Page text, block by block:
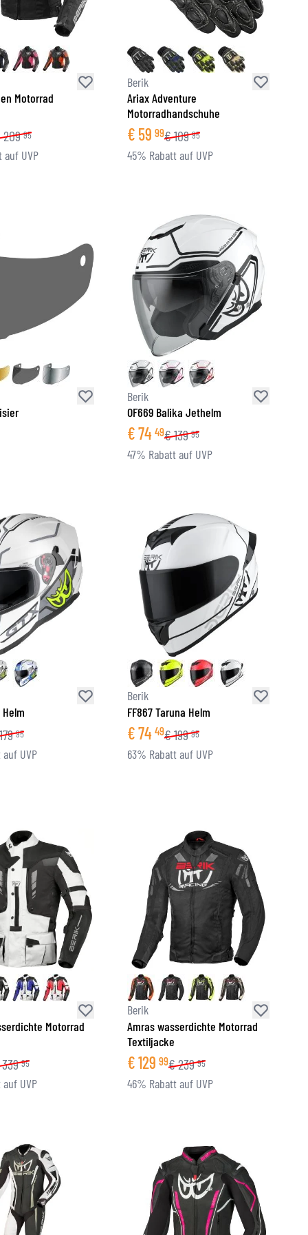
Motorrad
209 95
auf UVP
Berik
Ariax Adventure
Motorradhandschuhe
€ 59 99€109 95
45% Rabatt auf UVP
Berik
OF669 Balika Jethelm
€74 49€139 95
47% Rabatt auf UVP
95
UVP
Berik
FF867 Taruna Helm
€74 49€199 95
63% Rabatt auf UVP
Motorrad
339 95
UVP
Berik
Amras wasserdichte Motorrad
Textiljacke
€129 99€239 95
46% Rabatt auf UVP